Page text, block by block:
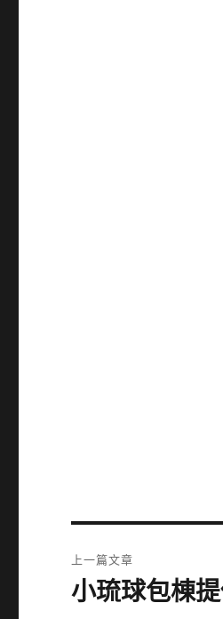
章
上一篇文章
上
小琉球包棟